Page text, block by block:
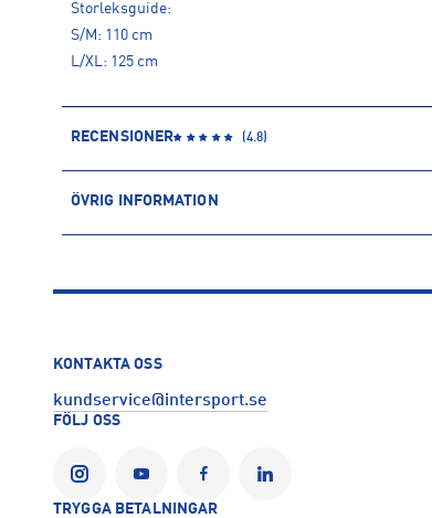
Storleksguide:
S/M: 110 cm
L/XL: 125 cm
RECENSIONER (4.8)
ÖVRIG INFORMATION
Leverantörens produktnummer: 1142339
Tillverkaradress: Gustavslundsvägen 34, 167 51,
KONTAKTA OSS
kundservice@intersport.se
FÖLJ OSS
TRYGGA BETALNINGAR